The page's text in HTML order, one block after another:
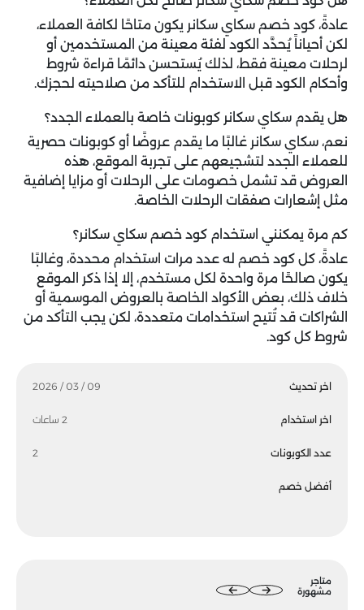
اخر تحديث 09 / 03 / 2026
اخر استخدام 2 ساعات
عدد الكوبونات 2
أفضل خصم
متاجر
مشهورة
عادةً، كود خصم سكاي سكانر يكون متاحًا لكافة العملاء،
لكن أحياناً يُحدَّد الكود لفئة معينة من المستخدمين أو
لرحلات معينة فقط، لذلك يُستحسن دائمًا قراءة شروط
وأحكام الكود قبل الاستخدام للتأكد من صلاحيته لحجزك.
هل يقدم سكاي سكانر كوبونات خاصة بالعملاء الجدد؟
نعم، سكاي سكانر غالبًا ما يقدم عروضًا أو كوبونات حصرية
للعملاء الجدد لتشجيعهم على تجربة الموقع، هذه
العروض قد تشمل خصومات على الرحلات أو مزايا إضافية
مثل إشعارات صفقات الرحلات الخاصة.
كم مرة يمكنني استخدام كود خصم سكاي سكانر؟
عادةً، كل كود خصم له عدد مرات استخدام محددة، وغالبًا
يكون صالحًا مرة واحدة لكل مستخدم، إلا إذا ذكر الموقع
خلاف ذلك، بعض الأكواد الخاصة بالعروض الموسمية أو
الشراكات قد تُتيح استخدامات متعددة، لكن يجب التأكد من
شروط كل كود.